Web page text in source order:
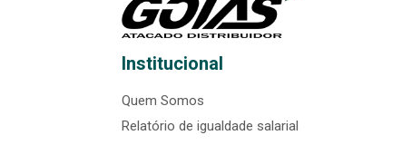
Institucional
Quem Somos
Relatório de igualdade salarial